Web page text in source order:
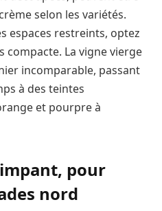
selon les variétés.
espaces restreints, optez
compacte. La vigne vierge
incomparable, passant
à des teintes
et pourpre à
pour
nord